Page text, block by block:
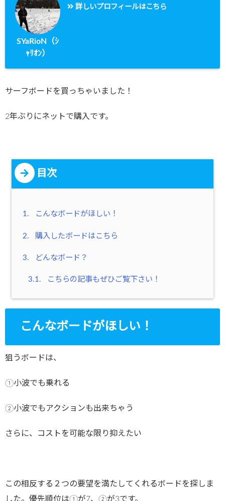
SYaRioN（ｼ
ｬﾘｵﾝ）
詳しいプロフィールはこちら
サーフボードを買っちゃいました！
2年ぶりにネットで購入です。
目次
1. こんなボードがほしい！
2. 購入したボードはこちら
3. どんなボード？
3.1. こちらの記事もぜひご覧下さい！
こんなボードがほしい！
狙うボードは、
①小波でも乗れる
②小波でもアクションも出来ちゃう
さらに、コストを可能な限り抑えたい
この相反する２つの要望を満たしてくれるボードを探しま
した。優先順位は①が7、②が3です。